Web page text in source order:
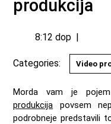
produkcija
8:12 dop |
Categories: Video
Morda vam je
produkcija povsem
podrobneje predstavili